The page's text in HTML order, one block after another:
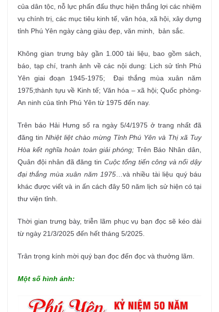
của dân tộc, nỗ lực phấn đấu thực hiện thắng lợi các nhiệm
vụ chính trị, các mục tiêu kinh tế, văn hóa, xã hội, xây dựng
tỉnh Phú Yên ngày càng giàu đẹp, văn minh, bản sắc.
Không gian trưng bày gần 1.000 tài liệu, bao gồm sách,
báo, tạp chí, tranh ảnh về các nội dung: Lịch sử tỉnh Phú
Yên giai đoạn 1945-1975; Đại thắng mùa xuân năm
1975;thành tựu về Kinh tế; Văn hóa – xã hội; Quốc phòng-
An ninh của tỉnh Phú Yên từ 1975 đến nay.
Trên báo Hải Hưng số ra ngày 5/4/1975 ở trang nhất đã
đăng tin Nhiệt liệt chào mừng Tỉnh Phú Yên và Thị xã Tuy
Hòa kết nghĩa hoàn toàn giải phóng; Trên Báo Nhân dân,
Quân đội nhân đã đăng tin Cuộc tổng tiến công và nổi dậy
đại thắng mùa xuân năm 1975 …và nhiều tài liệu quý báu
khác được viết và in ấn cách đây 50 năm lịch sử hiện có tại
thư viện tỉnh.
Thời gian trưng bày, triễn lãm phục vụ bạn đọc sẽ kéo dài
từ ngày 21/3/2025 đến hết tháng 5/2025.
Trân trọng kính mời quý bạn đọc đến đọc và thưởng lãm.
Một số hình ảnh: